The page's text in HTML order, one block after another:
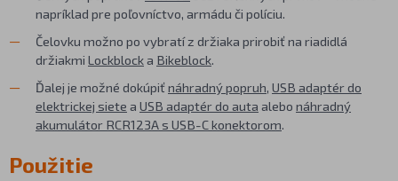
napríklad pre poľovníctvo, armádu či políciu.
Čelovku možno po vybratí z držiaka prirobiť na riadidlá
držiakmi Lockblocka Bikeblock.
Ďalej je možné dokúpiť náhradný popruh, USB adaptér do
elektrickej siete a USB adaptér do auta alebo náhradný
akumulátor RCR123A s USB-C konektorom.
Použitie